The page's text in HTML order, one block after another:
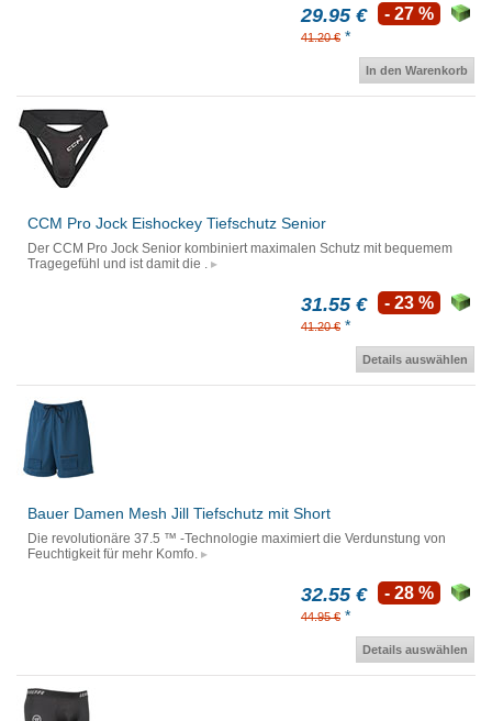
29.95 €
41.20 € *
- 27 %
In den Warenkorb
CCM Pro Jock Eishockey Tiefschutz Senior
Der CCM Pro Jock Senior kombiniert maximalen Schutz mit bequemem
Tragegefühl und ist damit die .
31.55 €
41.20 € *
- 23 %
Details auswählen
Bauer Damen Mesh Jill Tiefschutz mit Short
Die revolutionäre 37.5 ™ -Technologie maximiert die Verdunstung von
Feuchtigkeit für mehr Komfo.
32.55 €
44.95 € *
- 28 %
Details auswählen